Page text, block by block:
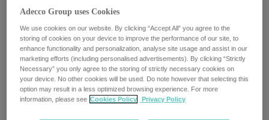
preenche funções, transforma equipas, impulsiona
crescimento e cria impacto real nas organizações e no
mercado de trabalho.
Estamos a reforçar as nossas equipas internas de Sales &
MarketingeEngineering & ManufacturingdeLisboacom a
integração de umSenior ConsultantouManaging Consultant
que terá um papel determinante na gestão de processos de
recrutamento especializados, no desenvolvimento de clientes
Adecco Group uses Cookies
We use cookies on our website. By clicking “Accept All” you agree to the
storing of cookies on your device to improve the performance of our site, to
enhance functionality and personalization, analyse site usage and assist in our
marketing efforts (including personalised advertisements). By clicking “Strictly
Necessary” you only agree to the storing of strictly necessary cookies on
your device. No other cookies will be used. Do note however that selecting this
option may result in a less optimized browsing experience. For more
information, please see Cookies Policy Privacy Policy